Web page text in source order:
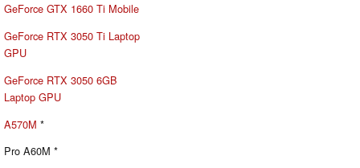
GeForce GTX 1660 Ti Mobile
GeForce RTX 3050 Ti Laptop
GPU
GeForce RTX 3050 6GB
Laptop GPU
A570M *
Pro A60M *